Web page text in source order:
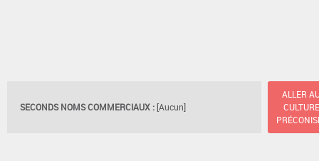
SECONDS NOMS COMMERCIAUX : [Aucun]
ALLER